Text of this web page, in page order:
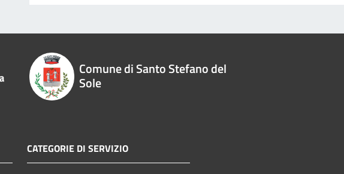
Comune di Santo Stefano del
Sole
CATEGORIE DI SERVIZIO